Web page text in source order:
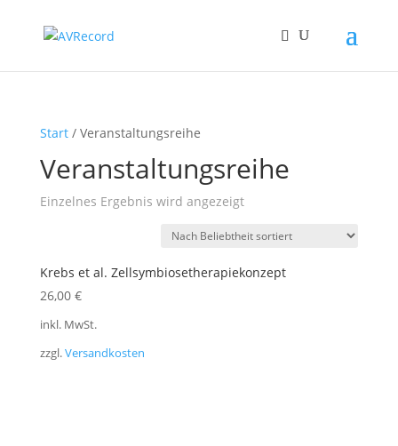
Start/ Veranstaltungsreihe
Veranstaltungsreihe
Einzelnes Ergebnis wird angezeigt
Krebs et al. Zellsymbiosetherapiekonzept
26,00 €
inkl. MwSt.
zzgl.Versandkosten